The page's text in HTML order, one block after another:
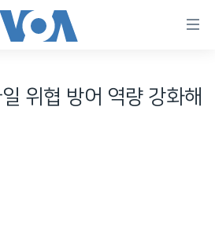
위협 방어 역량 강화해